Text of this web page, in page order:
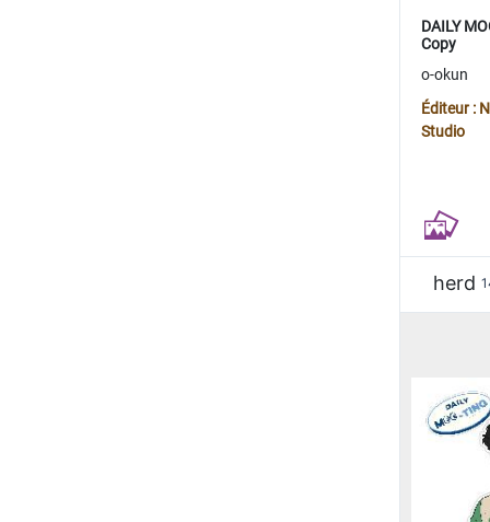
DAILY
Copy
o-okun
Éditeur :
Studio
herd